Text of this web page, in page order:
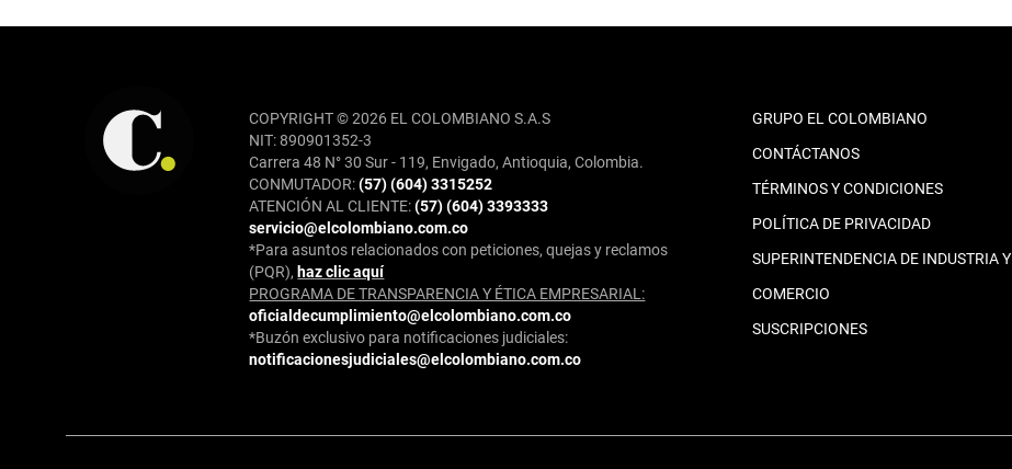
COPYRIGHT © 2026 EL COLOMBIANO S.A.S
NIT: 890901352-3
Carrera 48 N° 30 Sur - 119, Envigado, Antioquia, Colombia.
CONMUTADOR:(57) (604) 3315252
ATENCIÓN AL CLIENTE:(57) (604) 3393333
servicio@elcolombiano.com.co
*Para asuntos relacionados con peticiones, quejas y reclamos
(PQR), haz clic aquí
PROGRAMA DE TRANSPARENCIA Y ÉTICA EMPRESARIAL:
oficialdecumplimiento@elcolombiano.com.co
*Buzón exclusivo para notificaciones judiciales:
notificacionesjudiciales@elcolombiano.com.co
GRUPO EL COLOMBIANO
CONTÁCTANOS
TÉRMINOS Y CONDICIONES
POLÍTICA DE PRIVACIDAD
SUPERINTENDENCIA DE INDUSTRIA Y
COMERCIO
SUSCRIPCIONES